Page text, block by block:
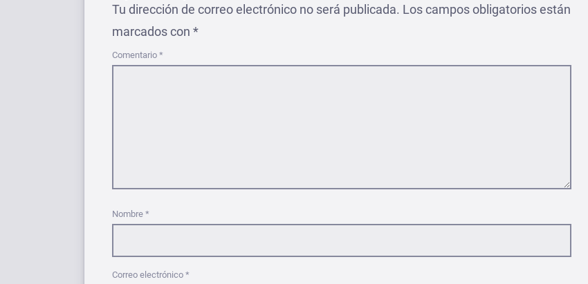
Tu dirección de correo electrónico no será publicada. Los campos obligatorios están
marcados con *
Comentario *
Nombre *
Correo electrónico *